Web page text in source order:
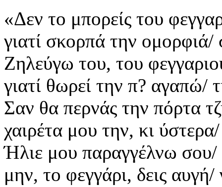
«Δεν το μπορείς του
γιατί σκορπά την
Ζηλεύγω του, του
γιατί θωρεί την π? αγαπώ/
Σαν θα περνάς την πόρτα
χαιρέτα μου την, κι
Ήλιε μου παραγγέλνω σου/
μην, το φεγγάρι, δεις αυγή/